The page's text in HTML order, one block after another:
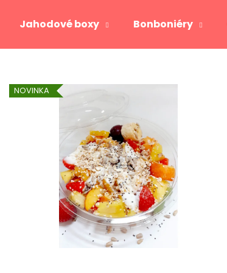
Jahodové boxy Bonboniéry
NOVINKA
Odporúčame